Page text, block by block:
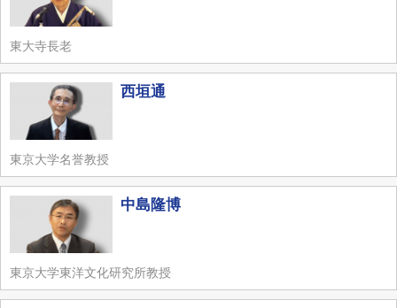
東大寺長老
西垣通
東京大学名誉教授
中島隆博
東京大学東洋文化研究所教授